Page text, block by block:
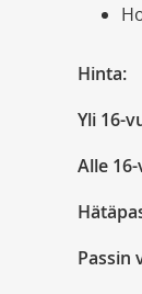
Hinta:
Yli 16-
Alle
Passin